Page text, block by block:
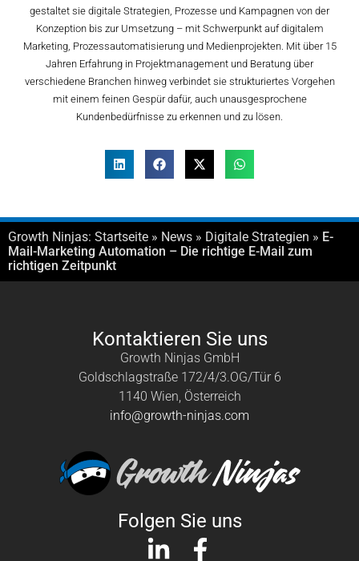
gestaltet sie digitale Strategien, Prozesse und Kampagnen von der
Konzeption bis zur Umsetzung – mit Schwerpunkt auf digitalem
Marketing, Prozessautomatisierung und Medienprojekten. Mit über 15
Jahren Erfahrung in Projektmanagement und Beratung über
verschiedene Branchen hinweg verbindet sie strukturiertes Vorgehen
mit einem feinen Gespür dafür, auch unausgesprochene
Kundenbedürfnisse zu erkennen und zu lösen.
Growth Ninjas: Startseite » News » Digitale Strategien » E-
Mail-Marketing Automation – Die richtige E-Mail zum
richtigen Zeitpunkt
Kontaktieren Sie uns
Growth Ninjas GmbH
Goldschlagstraße 172/4/3.OG/Tür 6
1140 Wien, Österreich
info@growth-ninjas.com
Folgen Sie uns
L
F